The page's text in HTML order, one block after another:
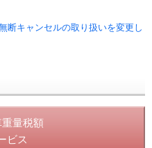
断キャンセルの取り扱いを変更し
量税額
ビス